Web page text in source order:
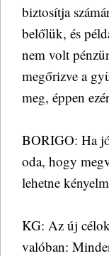
biztosítja
belőlük, és
nem volt
megőrizve a
meg, éppen
BORIGO: Ha
oda, hogy
lehetne
KG: Az új
valóban: